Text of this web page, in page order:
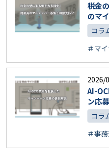
税金
のマ
コラ
＃マ
2026/
AI-
ン応
コラ
＃事